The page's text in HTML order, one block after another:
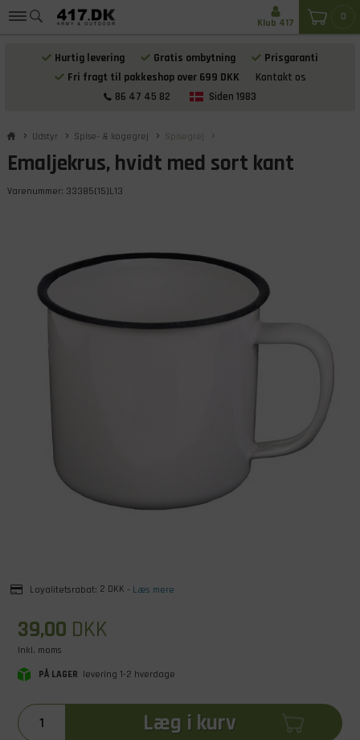
Hurtig levering Gratis ombytning
Prisgaranti
Fri fragt til pakkeshop over 699 DKK
Kontakt os
86 47 45 82
Siden 1983
0
Klub 417
Udstyr Spise- & kogegrej Spisegrej
Emaljekrus, hvidt med sort kant
Varenummer: 33385(15)L13
Loyalitetsrabat: 2 DKK - Læs mere
39,00 DKK
Inkl. moms
PÅ LAGER levering 1-2 hverdage
Læg i kurv